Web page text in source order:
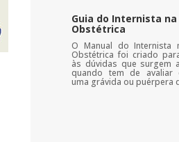
Guia do Internista
Obstétrica
O Manual do Internista
Obstétrica foi criado
às dúvidas que surgem
quando tem de avaliar
uma grávida ou puérpera